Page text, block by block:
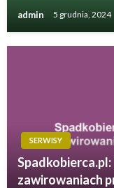
admin 5 grudnia, 2024
SERWISY
zawirowaniach